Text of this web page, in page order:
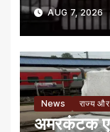
AUG 7, 2026
News राज्य
अमरकंटक